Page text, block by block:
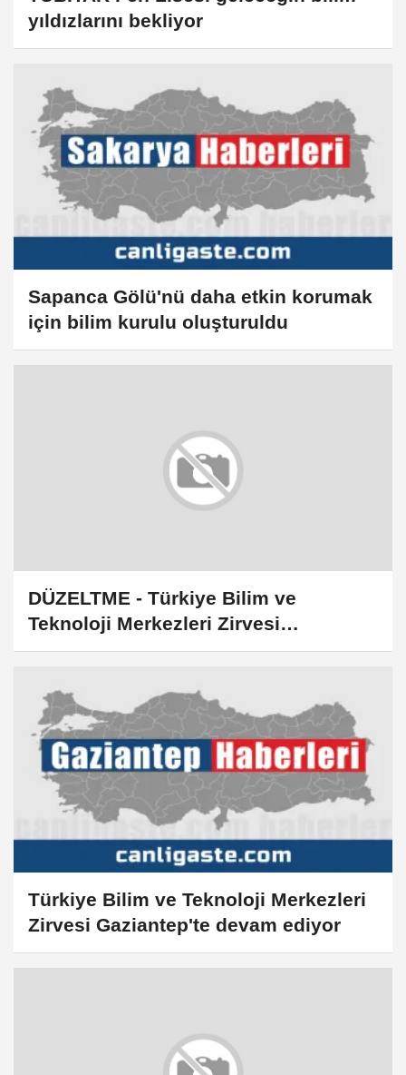
yıldızlarını bekliyor
Sapanca Gölü'nü daha etkin korumak
için bilim kurulu oluşturuldu
DÜZELTME - Türkiye Bilim ve
Teknoloji Merkezleri Zirvesi
Gaziantep'te devam ediyor başlıklı
Bugün 41 olan bilim merkezi sayısını
yıl sonuna kadar 100'e çıkarmayı
hedefliyoruz ifadesi, kaynağından Yıl
sonuna kadar milli
Türkiye Bilim ve Teknoloji Merkezleri
Zirvesi Gaziantep'te devam ediyor